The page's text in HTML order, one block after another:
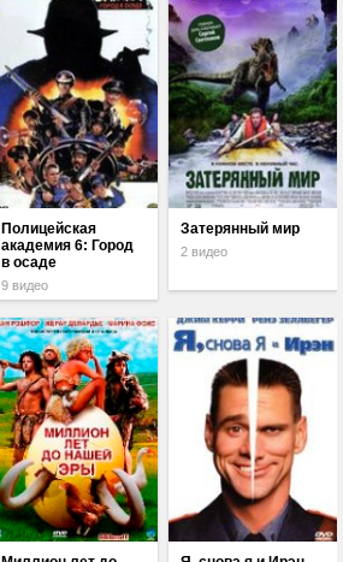
Полицейская
академия 6: Город
в осаде
9 видео
Затерянный мир
2 видео